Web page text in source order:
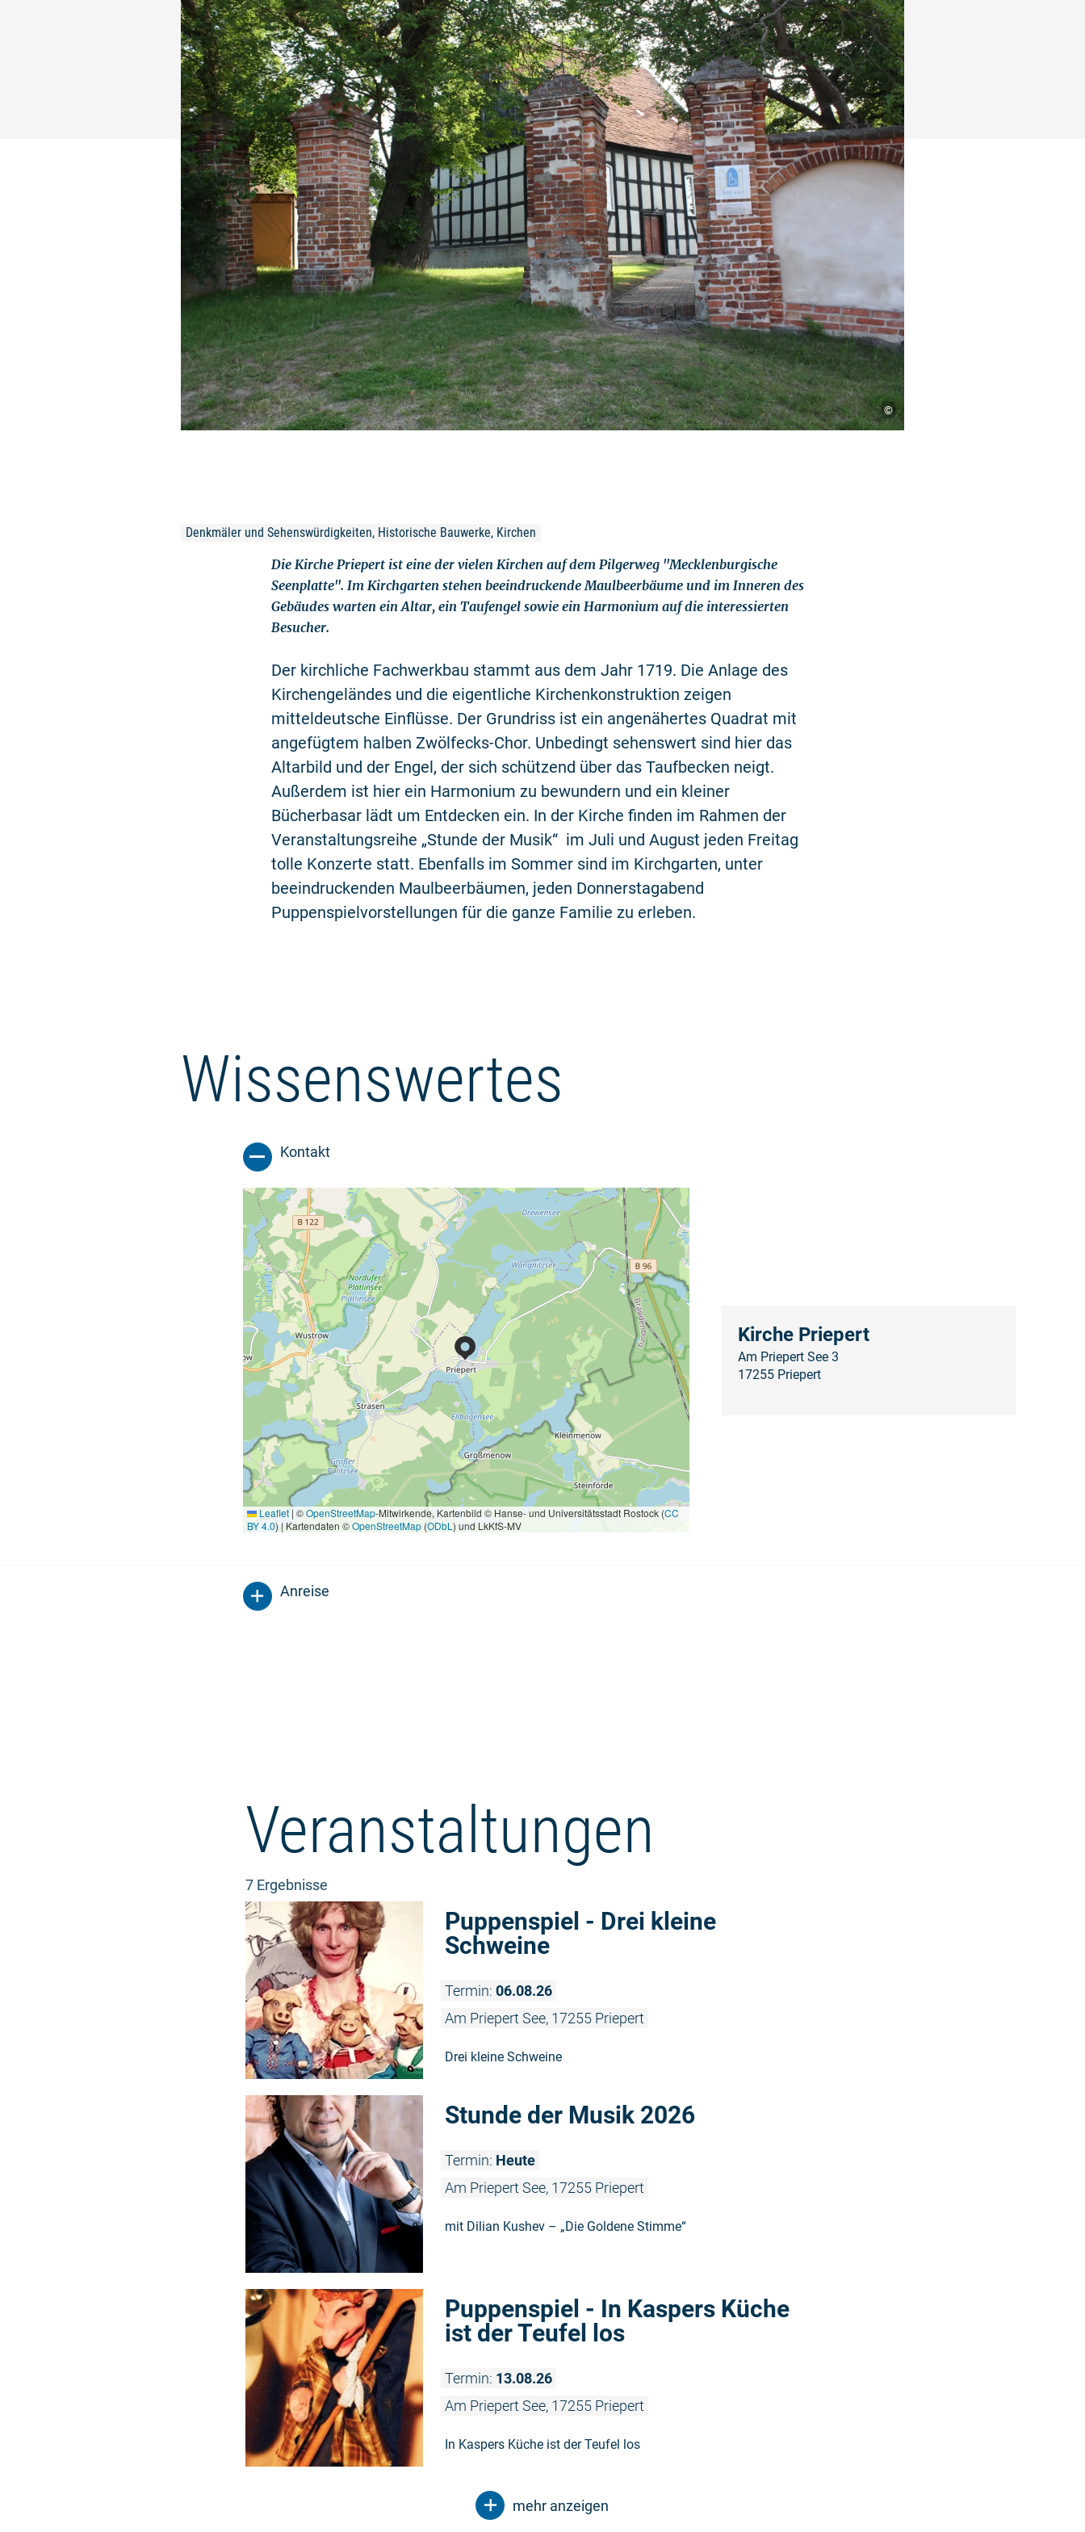
©
Denkmäler und Sehenswürdigkeiten, Historische Bauwerke, Kirchen
Die Kirche Priepert ist eine der vielen Kirchen auf dem Pilgerweg "Mecklenburgische
Seenplatte". Im Kirchgarten stehen beeindruckende Maulbeerbäume und im Inneren des
Gebäudes warten ein Altar, ein Taufengel sowie ein Harmonium auf die interessierten
Besucher.
Der kirchliche Fachwerkbau stammt aus dem Jahr 1719. Die Anlage des
Kirchengeländes und die eigentliche Kirchenkonstruktion zeigen
mitteldeutsche Einflüsse. Der Grundriss ist ein angenähertes Quadrat mit
angefügtem halben Zwölfecks-Chor. Unbedingt sehenswert sind hier das
Altarbild und der Engel, der sich schützend über das Taufbecken neigt.
Außerdem ist hier ein Harmonium zu bewundern und ein kleiner
Bücherbasar lädt um Entdecken ein. In der Kirche finden im Rahmen der
Veranstaltungsreihe „Stunde der Musik“ im Juli und August jeden Freitag
tolle Konzerte statt. Ebenfalls im Sommer sind im Kirchgarten, unter
beeindruckenden Maulbeerbäumen, jeden Donnerstagabend
Puppenspielvorstellungen für die ganze Familie zu erleben.
Wissenswertes
Kontakt
Leaflet | ©OpenStreetMap-Mitwirkende, Kartenbild © Hanse- und Universitätsstadt Rostock (CC
BY 4.0) | Kartendaten ©OpenStreetMap(ODbL ) und LkKfS-MV
Kirche Priepert
Am Priepert See 3
17255 Priepert
Anreise
Veranstaltungen
7 Ergebnisse
Puppenspiel - Drei kleine
Schweine
Termin: 06.08.26
Am Priepert See, 17255 Priepert
Drei kleine Schweine
Stunde der Musik 2026
Termin: Heute
Am Priepert See, 17255 Priepert
mit Dilian Kushev – „Die Goldene Stimme“
Puppenspiel - In Kaspers Küche
ist der Teufel los
Termin: 13.08.26
Am Priepert See, 17255 Priepert
In Kaspers Küche ist der Teufel los
mehr anzeigen